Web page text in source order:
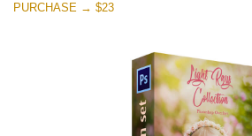
PURCHASE → $23